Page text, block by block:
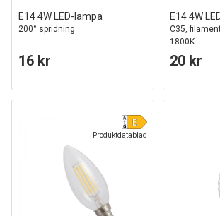
E14 4W LED-lampa
200° spridning
16 kr
E14 4W
C35,
1800K
20 kr
Produktdatablad